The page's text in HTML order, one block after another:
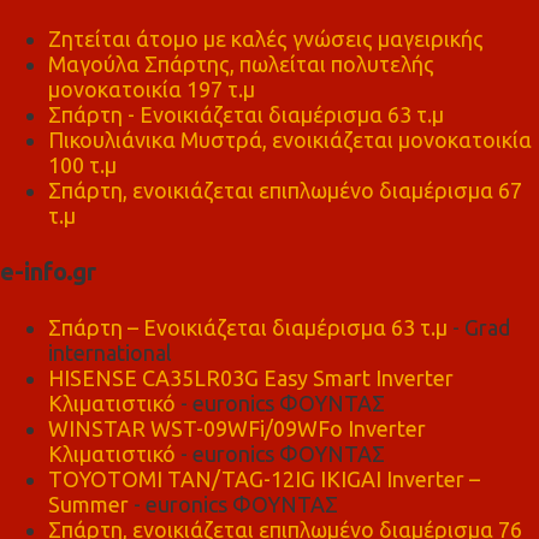
Ζητείται άτομο με καλές γνώσεις μαγειρικής
Μαγούλα Σπάρτης, πωλείται πολυτελής
μονοκατοικία 197 τ.μ
Σπάρτη - Ενοικιάζεται διαμέρισμα 63 τ.μ
Πικουλιάνικα Μυστρά, ενοικιάζεται μονοκατοικία
100 τ.μ
Σπάρτη, ενοικιάζεται επιπλωμένο διαμέρισμα 67
τ.μ
e-info.gr
Σπάρτη – Ενοικιάζεται διαμέρισμα 63 τ.μ - Grad
international
HISENSE CA35LR03G Easy Smart Inverter
Κλιματιστικό - euronics ΦΟΥΝΤΑΣ
WINSTAR WST-09WFi/09WFo Inverter
Κλιματιστικό - euronics ΦΟΥΝΤΑΣ
TOYOTOMI TAN/TAG-12IG IKIGAI Inverter –
Summer - euronics ΦΟΥΝΤΑΣ
Σπάρτη, ενοικιάζεται επιπλωμένο διαμέρισμα 76